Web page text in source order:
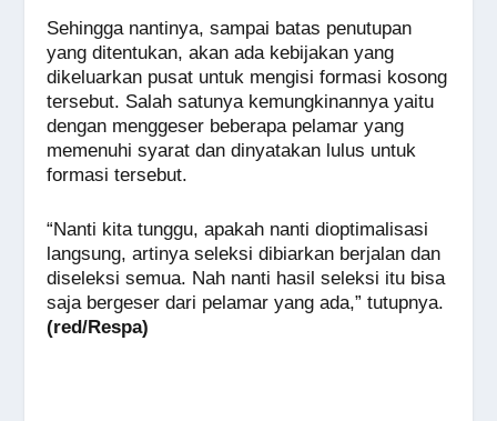
Sehingga nantinya, sampai batas penutupan
yang ditentukan, akan ada kebijakan yang
dikeluarkan pusat untuk mengisi formasi kosong
tersebut. Salah satunya kemungkinannya yaitu
dengan menggeser beberapa pelamar yang
memenuhi syarat dan dinyatakan lulus untuk
formasi tersebut.
“Nanti kita tunggu, apakah nanti dioptimalisasi
langsung, artinya seleksi dibiarkan berjalan dan
diseleksi semua. Nah nanti hasil seleksi itu bisa
saja bergeser dari pelamar yang ada,” tutupnya.
(red/Respa)